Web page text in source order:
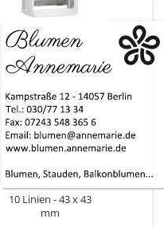
10 Linien
43 x 43
mm